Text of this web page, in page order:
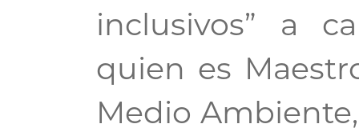
inclusivos” a
quien es
Medio